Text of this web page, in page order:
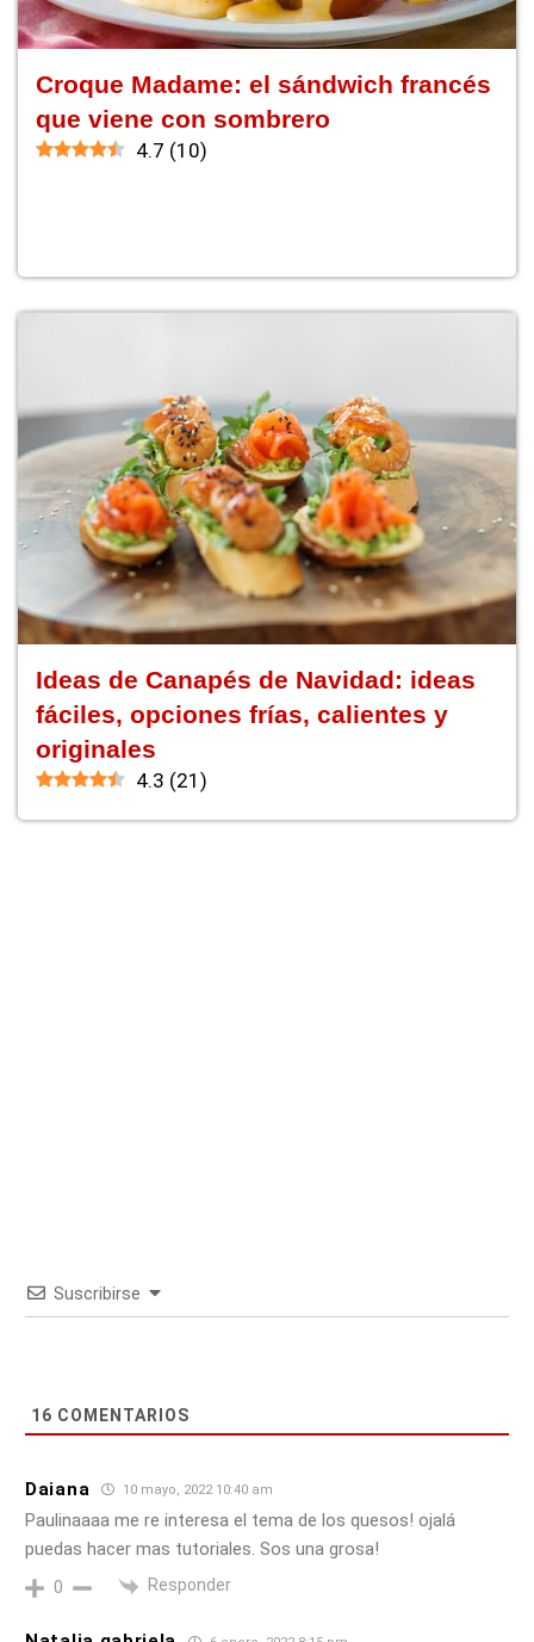
Croque Madame: el sándwich francés
que viene con sombrero
4.7 (10)
Ideas de Canapés de Navidad: ideas
fáciles, opciones frías, calientes y
originales
4.3 (21 )
Suscribirse
16 COMENTARIOS
Daiana 10 mayo, 2022 10:40 am
Paulinaaaa me re interesa el tema de los quesos! ojalá
puedas hacer mas tutoriales. Sos una grosa!
0 Responder